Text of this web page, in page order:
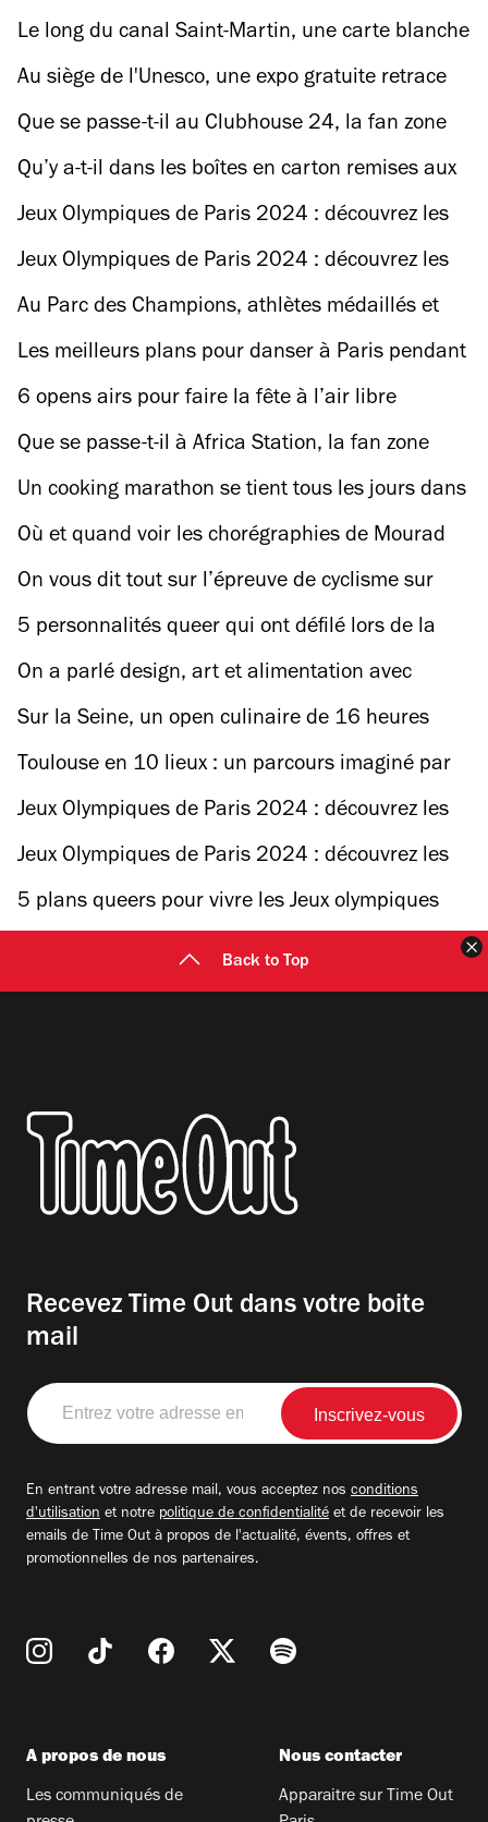
olympiques de Paris 2024
Le long du canal Saint-Martin, une carte blanche
photo gratuite avec Martin Parr ou Willy Ronis
Au siège de l'Unesco, une expo gratuite retrace
en photos les cérémonies d'ouverture des JO
Que se passe-t-il au Clubhouse 24, la fan zone
VIP du Palais de Tokyo ?
Qu’y a-t-il dans les boîtes en carton remises aux
athlètes qui remportent une médaille ?
Jeux Olympiques de Paris 2024 : découvrez les
meilleurs plans à faire le mardi 6 août
Jeux Olympiques de Paris 2024 : découvrez les
meilleurs plans à faire le lundi 5 août
Au Parc des Champions, athlètes médaillés et
artistes défilent au pied de la tour Eiffel
Les meilleurs plans pour danser à Paris pendant
les JO
6 opens airs pour faire la fête à l’air libre
pendant les Jeux Olympiques 2024
Que se passe-t-il à Africa Station, la fan zone
consacrée à l'Afrique à L’Île-Saint-Denis ?
Un cooking marathon se tient tous les jours dans
une nouvelle friche de la Petite Ceinture
Où et quand voir les chorégraphies de Mourad
Merzouki, le maître de la danse de cette
olympiade ?
On vous dit tout sur l’épreuve de cyclisme sur
route des JO, à voir gratuitement dans les rues
de Paris
5 personnalités queer qui ont défilé lors de la
cérémonie d'ouverture des JO
On a parlé design, art et alimentation avec
Stéphane Ashpool
Sur la Seine, un open culinaire de 16 heures
entre house, vin nature et barbecue
Toulouse en 10 lieux : un parcours imaginé par
les rappeurs Bigflo & Oli
Jeux Olympiques de Paris 2024 : découvrez les
meilleurs plans à faire le samedi 3 août
Jeux Olympiques de Paris 2024 : découvrez les
meilleurs plans à faire le dimanche 4 août
5 plans queers pour vivre les Jeux olympiques
Back to Top
Recevez Time Out dans votre boite
mail
Entrez
votre
adresse
En entrant votre adresse mail, vous acceptez nos conditions
d'utilisation et notre politique de confidentialité et de recevoir les
emails de Time Out à propos de l'actualité, évents, offres et
promotionnelles de nos partenaires.
A propos de nous
Les communiqués de
Nous contacter
Apparaitre sur Time Out